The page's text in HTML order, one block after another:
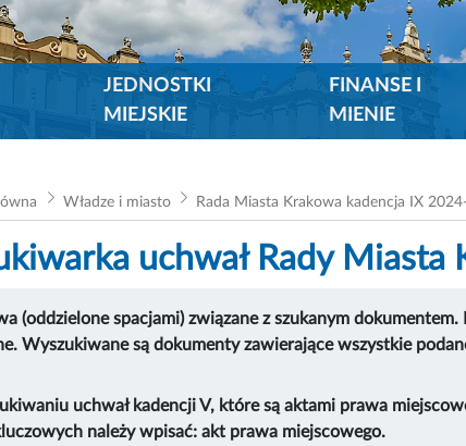
JEDNOSTKI
MIEJSKIE
FINANSE I
MIENIE
Władze i miasto Rada Miasta Krakowa kadencja IX
uchwał Rady Miasta
(oddzielone spacjami) związane z szukanym dokumentem.
Wyszukiwane są dokumenty zawierające wszystkie
uchwał kadencji V, które są aktami prawa
należy wpisać: akt prawa miejscowego.